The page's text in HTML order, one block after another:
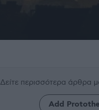
Δείτε περισσότερα άρθρα
Add